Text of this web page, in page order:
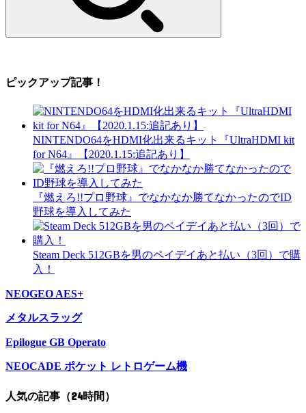
ピックアップ記事！
NINTENDO64をHDMI化出来るキット『UltraHDMI kit
for N64』【2020.1.15:追記あり】
『燃えろ!!プロ野球』でなかなか勝てなかったのでID
野球を導入してみた
Steam Deck 512GBを男のペイデイあと払い（3回）で購
入！
NEOGEO AES+
メタルスラッグ
Epilogue GB Operato
NEOCADE ポケット レトロゲーム機
人気の記事（24時間）